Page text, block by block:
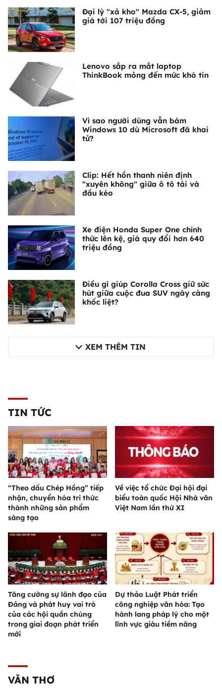
Đại lý "xả kho" Mazda CX-5, giảm
giá tới 107 triệu đồng
Lenovo sắp ra mắt laptop
ThinkBook mỏng đến mức khó tin
Vì sao người dùng vẫn bám
Windows 10 dù Microsoft đã khai
tử?
Clip: Hết hồn thanh niên định
"xuyên không" giữa ô tô tải và
đầu kéo
Xe điện Honda Super One chính
thức lên kệ, giá quy đổi hơn 640
triệu đồng
Điều gì giúp Corolla Cross giữ sức
hút giữa cuộc đua SUV ngày càng
khốc liệt?
XEM THÊM TIN
TIN TỨC
“Theo dấu Chép Hồng” tiếp
nhận, chuyển hóa tri thức
thành những sản phẩm
sáng tạo
Về việc tổ chức Đại hội đại
biểu toàn quốc Hội Nhà văn
Việt Nam lần thứ XI
Tăng cường sự lãnh đạo của
Đảng và phát huy vai trò
của các hội quần chúng
trong giai đoạn phát triển
mới
Dự thảo Luật Phát triển
công nghiệp văn hóa: Tạo
hành lang pháp lý cho một
lĩnh vực giàu tiềm năng
VĂN THƠ